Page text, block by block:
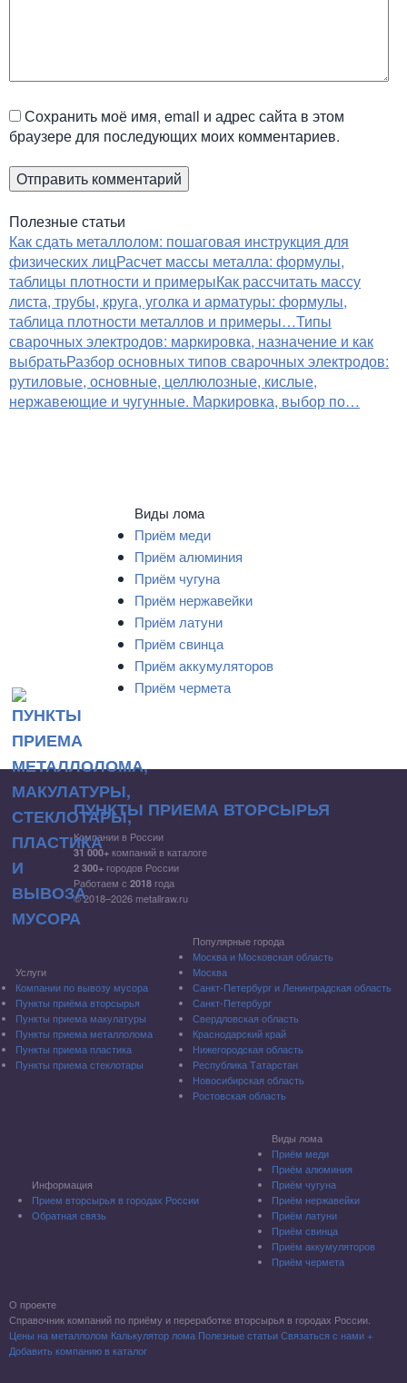
Сохранить моё имя, email и адрес сайта в этом
браузере для последующих моих комментариев.
Полезные статьи
Как сдать металлолом: пошаговая инструкция для
физических лицРасчет массы металла: формулы,
таблицы плотности и примерыКак рассчитать массу
листа, трубы, круга, уголка и арматуры: формулы,
таблица плотности металлов и примеры…Типы
сварочных электродов: маркировка, назначение и как
выбратьРазбор основных типов сварочных электродов:
рутиловые, основные, целлюлозные, кислые,
нержавеющие и чугунные. Маркировка, выбор по…
Виды лома
Приём меди
Приём алюминия
Приём чугуна
Приём нержавейки
Приём латуни
Приём свинца
Приём аккумуляторов
Приём чермета
ПУНКТЫ ПРИЕМА ВТОРСЫРЬЯ
Компании в России
31 000+ компаний в каталоге
2 300+ городов России
Работаем с 2018 года
© 2018–2026 metallraw.ru
Услуги
Компании по вывозу мусора
Пункты приёма вторсырья
Пункты приема макулатуры
Пункты приема металлолома
Пункты приема пластика
Пункты приема стеклотары
Популярные города
Москва и Московская область
Москва
Санкт-Петербург и Ленинградская область
Санкт-Петербург
Свердловская область
Краснодарский край
Нижегородская область
Республика Татарстан
Новосибирская область
Ростовская область
Информация
Прием вторсырья в городах России
Обратная связь
Виды лома
Приём меди
Приём алюминия
Приём чугуна
Приём нержавейки
Приём латуни
Приём свинца
Приём аккумуляторов
Приём чермета
О проекте
Справочник компаний по приёму и переработке вторсырья в городах России.
Цены на металлолом Калькулятор лома Полезные статьиСвязаться с нами +
Добавить компанию в каталог